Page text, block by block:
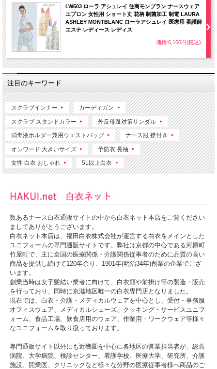
LW503 ローラ アシュレイ 住商モンブラン ナースウェア
エプロン 女性用 ショート丈 花柄 制菌加工 制電 LAURA
ASHLEY MONTBLANC ローラアシュレイ 医療用 看護師
エステ レディース レディス
価格:6,160円(税込)
注目のキーワード
スクラブインナー カーディガン
スクラブ スタンドカラー 外反母趾対策サンダル
消毒液ホルダー兼用ウエストバッグ ナース服 襟付き
オンワード 大きいサイズ 予防衣 長袖
女性 白衣 おしゃれ 5L以上白衣
数あるナース白衣通販サイトの中から白衣ネット本店をご覧ください
ましてありがとうございます。
白衣ネット本店は、福田白衣株式会社が運営する白衣をメインとした
ユニフォームの専門通販サイトです。弊社は京都の中心である河原町
竹屋町で、主に全国の医療関係・介護関係従事者のために品質の高い
商品を提供し続けて120年余り、1901年(明治34年)創業の企業でござ
います。
創業当時は女子髪結い業者に向けて、白衣類や前掛け等の製造・販売
を行っており、同時に京滋地区唯一の白衣専門店となりました。
現在では、白衣・介護・メディカルウェアを中心とし、受付・事務服
オフィスウェア、メディカルシューズ、クッキング・サービスユニフ
ォーム、食品工場、飲食店用のウェア、作業用・ワークウェア等様々
なユニフォームを取り扱っております。
専門通販サイト以外にも近畿圏を中心に各地区の営業担当者が、総合
病院、大学病院、検診センター、看護学校、医療大学、研究所、介護
施設、開業医、クリニックなど様々な分野の医療従事者様へ商品のご